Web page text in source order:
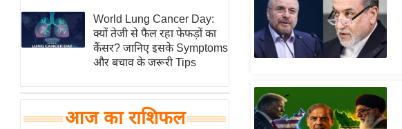
यंग इंडिया
साहित्य जगत
ऑटो वर्ल्ड
मनोरंजन जगत
बॉलीवुड
World Lung Cancer Day:
क्यों तेजी से फैल रहा फेफड़ों का
कैंसर? जानिए इसके Symptoms
और बचाव के जरूरी Tips
आज का राशिफल